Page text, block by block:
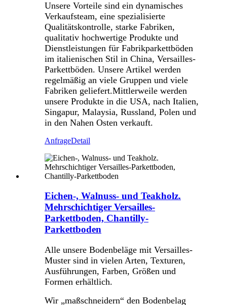
Unsere Vorteile sind ein dynamisches
Verkaufsteam, eine spezialisierte
Qualitätskontrolle, starke Fabriken,
qualitativ hochwertige Produkte und
Dienstleistungen für Fabrikparkettböden
im italienischen Stil in China, Versailles-
Parkettböden. Unsere Artikel werden
regelmäßig an viele Gruppen und viele
Fabriken geliefert.Mittlerweile werden
unsere Produkte in die USA, nach Italien,
Singapur, Malaysia, Russland, Polen und
in den Nahen Osten verkauft.
AnfrageDetail
Eichen-, Walnuss- und Teakholz.
Mehrschichtiger Versailles-
Parkettboden, Chantilly-
Parkettboden
Alle unsere Bodenbeläge mit Versailles-
Muster sind in vielen Arten, Texturen,
Ausführungen, Farben, Größen und
Formen erhältlich.
Wir „maßschneidern“ den Bodenbelag